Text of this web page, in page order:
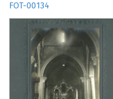
FOT-00134